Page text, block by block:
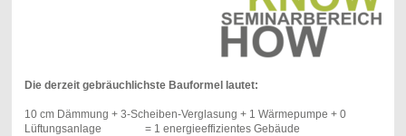
Die derzeit gebräuchlichste Bauformel lautet:
10 cm Dämmung + 3-Scheiben-Verglasung + 1 Wärmepumpe + 0
Lüftungsanlage = 1 energieeffizientes Gebäude